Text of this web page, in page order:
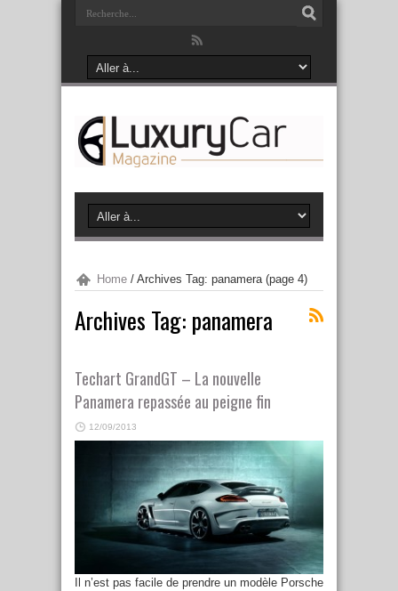
Home / Archives Tag: panamera(page 4)
Archives Tag: panamera
Techart GrandGT – La nouvelle
Panamera repassée au peigne fin
12/09/2013
Il n’est pas facile de prendre un modèle Porsche